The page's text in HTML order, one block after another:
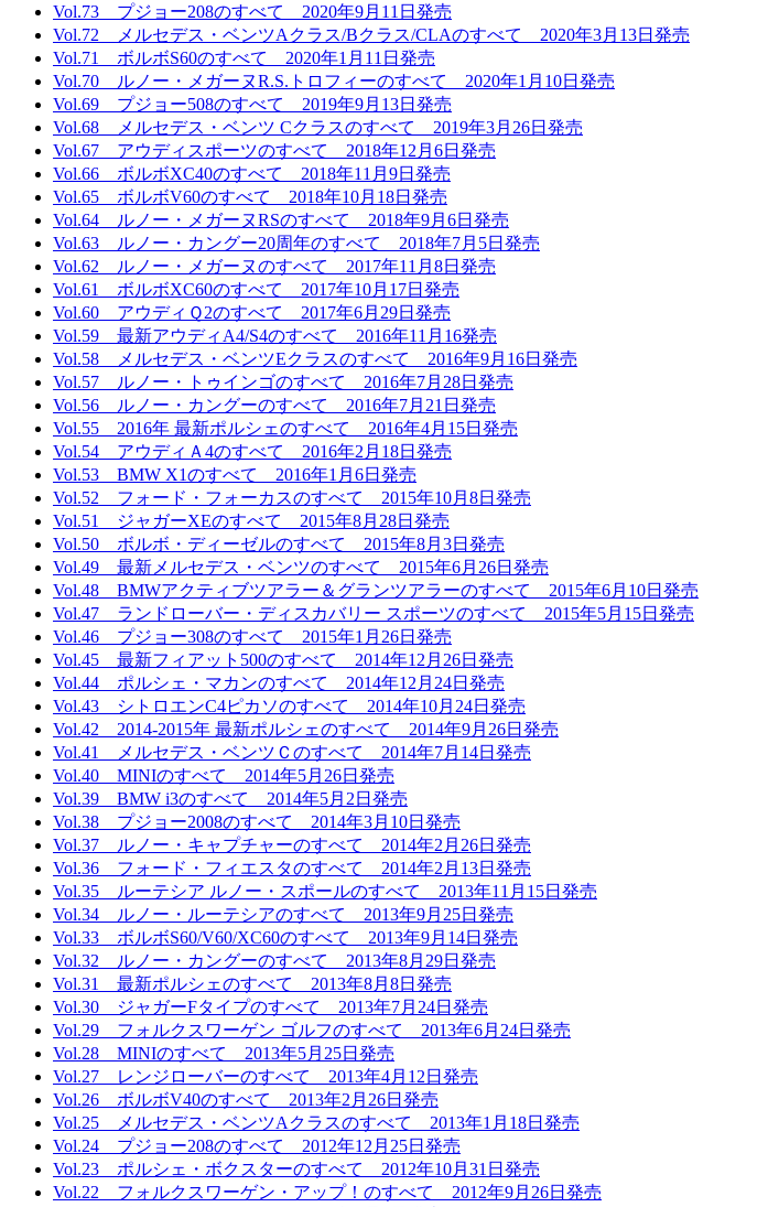
Vol.73 プジョー208のすべて 2020年9月11日発売
Vol.72 メルセデス・ベンツAクラス/Bクラス/CLAのすべて 2020年3月13日発売
Vol.71 ボルボS60のすべて 2020年1月11日発売
Vol.70 ルノー・メガーヌR.S.トロフィーのすべて 2020年1月10日発売
Vol.69 プジョー508のすべて 2019年9月13日発売
Vol.68 メルセデス・ベンツ Cクラスのすべて 2019年3月26日発売
Vol.67 アウディスポーツのすべて 2018年12月6日発売
Vol.66 ボルボXC40のすべて 2018年11月9日発売
Vol.65 ボルボV60のすべて 2018年10月18日発売
Vol.64 ルノー・メガーヌRSのすべて 2018年9月6日発売
Vol.63 ルノー・カングー20周年のすべて 2018年7月5日発売
Vol.62 ルノー・メガーヌのすべて 2017年11月8日発売
Vol.61 ボルボXC60のすべて 2017年10月17日発売
Vol.60 アウディＱ2のすべて 2017年6月29日発売
Vol.59 最新アウディA4/S4のすべて 2016年11月16発売
Vol.58 メルセデス・ベンツEクラスのすべて 2016年9月16日発売
Vol.57 ルノー・トゥインゴのすべて 2016年7月28日発売
Vol.56 ルノー・カングーのすべて 2016年7月21日発売
Vol.55 2016年 最新ポルシェのすべて 2016年4月15日発売
Vol.54 アウディＡ4のすべて 2016年2月18日発売
Vol.53 BMW X1のすべて 2016年1月6日発売
Vol.52 フォード・フォーカスのすべて 2015年10月8日発売
Vol.51 ジャガーXEのすべて 2015年8月28日発売
Vol.50 ボルボ・ディーゼルのすべて 2015年8月3日発売
Vol.49 最新メルセデス・ベンツのすべて 2015年6月26日発売
Vol.48 BMWアクティブツアラー＆グランツアラーのすべて 2015年6月10日発売
Vol.47 ランドローバー・ディスカバリー スポーツのすべて 2015年5月15日発売
Vol.46 プジョー308のすべて 2015年1月26日発売
Vol.45 最新フィアット500のすべて 2014年12月26日発売
Vol.44 ポルシェ・マカンのすべて 2014年12月24日発売
Vol.43 シトロエンC4ピカソのすべて 2014年10月24日発売
Vol.42 2014-2015年 最新ポルシェのすべて 2014年9月26日発売
Vol.41 メルセデス・ベンツＣのすべて 2014年7月14日発売
Vol.40 MINIのすべて 2014年5月26日発売
Vol.39 BMW i3のすべて 2014年5月2日発売
Vol.38 プジョー2008のすべて 2014年3月10日発売
Vol.37 ルノー・キャプチャーのすべて 2014年2月26日発売
Vol.36 フォード・フィエスタのすべて 2014年2月13日発売
Vol.35 ルーテシア ルノー・スポールのすべて 2013年11月15日発売
Vol.34 ルノー・ルーテシアのすべて 2013年9月25日発売
Vol.33 ボルボS60/V60/XC60のすべて 2013年9月14日発売
Vol.32 ルノー・カングーのすべて 2013年8月29日発売
Vol.31 最新ポルシェのすべて 2013年8月8日発売
Vol.30 ジャガーFタイプのすべて 2013年7月24日発売
Vol.29 フォルクスワーゲン ゴルフのすべて 2013年6月24日発売
Vol.28 MINIのすべて 2013年5月25日発売
Vol.27 レンジローバーのすべて 2013年4月12日発売
Vol.26 ボルボV40のすべて 2013年2月26日発売
Vol.25 メルセデス・ベンツAクラスのすべて 2013年1月18日発売
Vol.24 プジョー208のすべて 2012年12月25日発売
Vol.23 ポルシェ・ボクスターのすべて 2012年10月31日発売
Vol.22 フォルクスワーゲン・アップ！のすべて 2012年9月26日発売